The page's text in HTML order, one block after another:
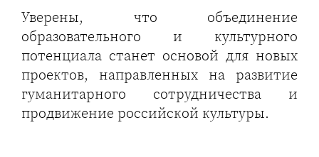
Уверены, что объединение
образовательного и культурного
потенциала станет основой для новых
проектов, направленных на развитие
гуманитарного сотрудничества и
продвижение российской культуры.